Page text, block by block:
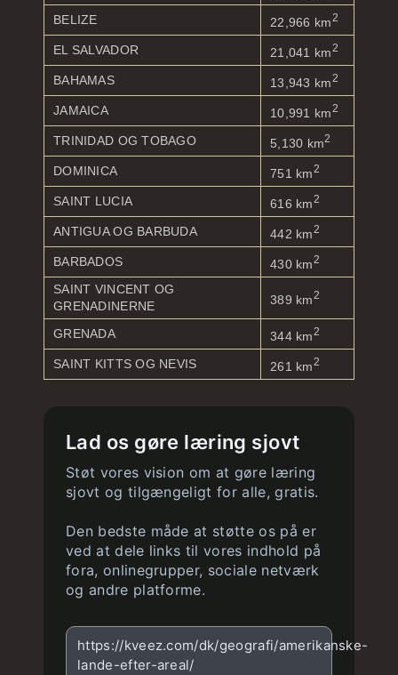
BELIZE 22,966 km 2
EL SALVADOR 21,041 km 2
BAHAMAS 13,943 km 2
JAMAICA 10,991 km 2
TRINIDAD OG TOBAGO 5,130 km2
DOMINICA 751 km 2
SAINT LUCIA 616 km 2
ANTIGUA OG BARBUDA 442 km 2
BARBADOS 430 km 2
SAINT VINCENT OG
GRENADINERNE
389 km 2
GRENADA 344 km 2
SAINT KITTS OG NEVIS 261 km 2
Lad os gøre læring sjovt
Støt vores vision om at gøre læring
sjovt og tilgængeligt for alle, gratis.
Den bedste måde at støtte os på er
ved at dele links til vores indhold på
fora, onlinegrupper, sociale netværk
og andre platforme.
https://kveez.com/dk/geografi/amerikanske-
lande-efter-areal/